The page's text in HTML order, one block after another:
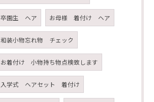
卒園生 ヘア お母様 着付け ヘア
和装小物忘れ物 チェック
お着付け 小物持ち物点検致します
入学式 ヘアセット 着付け